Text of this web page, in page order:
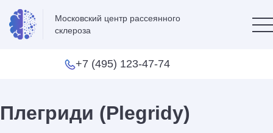
Московский центр рассеянного
склероза
+7 (495) 123-47-74
Плегриди (Plegridy)